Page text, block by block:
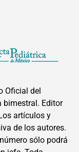
Oficial del
bimestral. Editor
artículos y
de los autores.
sólo podrá